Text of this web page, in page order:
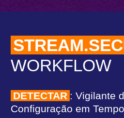
WORKFLOW
DETECTAR : Vigilante
Configuração em